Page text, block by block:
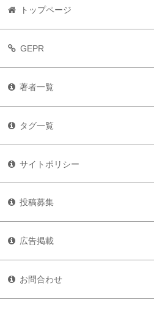
トップページ
GEPR
著者一覧
タグ一覧
サイトポリシー
投稿募集
広告掲載
お問合わせ